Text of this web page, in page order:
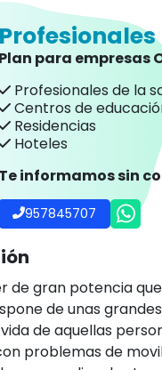
Profesionales
Plan para empresas
Profesionales de la
Centros de
Residencias
Hoteles
Te informamos sin
957845707
de gran potencia
de unas
de aquellas
problemas de